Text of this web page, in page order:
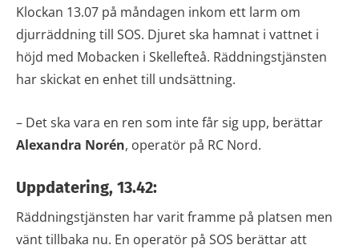
Klockan 13.07 på måndagen inkom ett larm om
djurräddning till SOS. Djuret ska hamnat i vattnet i
höjd med Mobacken i Skellefteå. Räddningstjänsten
har skickat en enhet till undsättning.
– Det ska vara en ren som inte får sig upp, berättar
Alexandra Norén, operatör på RC Nord.
Uppdatering, 13.42:
Räddningstjänsten har varit framme på platsen men
vänt tillbaka nu. En operatör på SOS berättar att